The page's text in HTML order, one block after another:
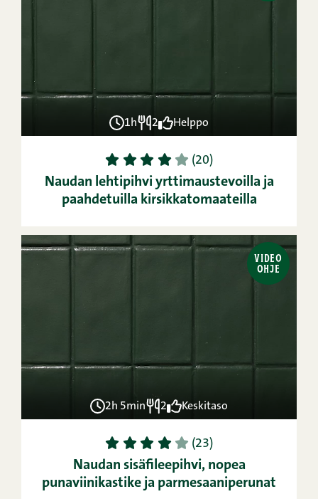
1h 2 Helppo
1 2 3 4 5 (20)
Naudan lehtipihvi yrttimaustevoilla ja
paahdetuilla kirsikkatomaateilla
VIDEO
OHJE
2h 5min 2 Keskitaso
1 2 3 4 5 (23)
Naudan sisäfileepihvi, nopea
punaviinikastike ja parmesaaniperunat